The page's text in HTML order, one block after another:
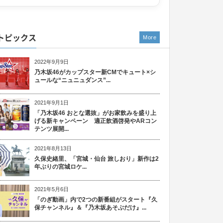
ピックス
2022年9月9日
乃木坂46がカップスター新CMでキュート×シ
ュールな“ニュニュダンス”...
2021年9月1日
「乃木坂46 おとな選抜」がお家飲みを盛り上
げる新キャンペーン 適正飲酒啓発やARコン
テンツ展開...
2021年8月13日
久保史緒里、「宮城・仙台 旅しおり」新作は2
年ぶりの宮城ロケ...
2021年5月6日
「のぎ動画」内で2つの新番組がスタート『久
保チャンネル』＆『乃木坂あそぶだけ』...
More